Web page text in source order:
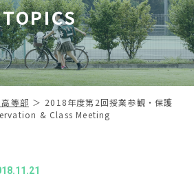
TOPICS
高等部
2018年度第2回授業参観・保護
& Class Meeting